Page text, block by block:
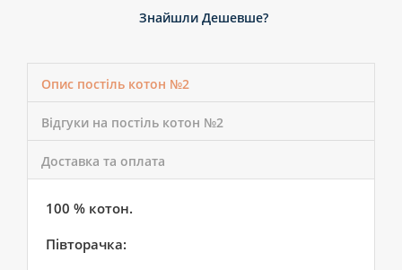
Знайшли Дешевше?
Опис постіль котон №2
Відгуки на постіль котон №2
Доставка та оплата
100 % котон.
Півторачка: